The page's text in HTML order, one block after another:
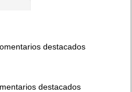
destacados
destacados